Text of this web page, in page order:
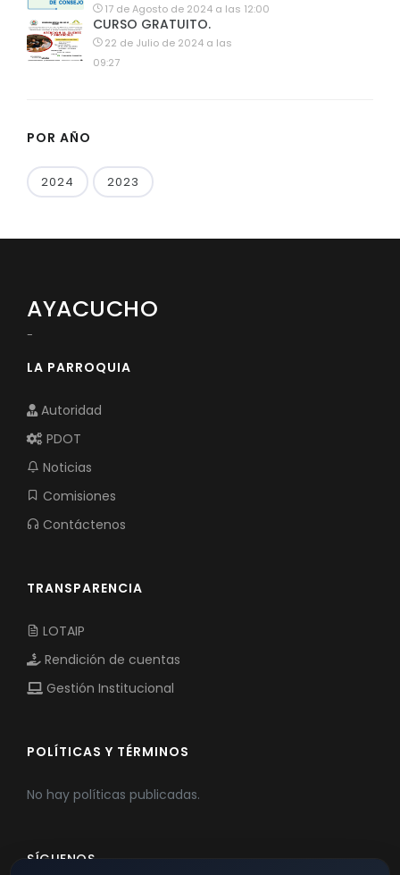
17 de Agosto de 2024 a las 12:00
CURSO GRATUITO.
22 de Julio de 2024 a las
09:27
POR AÑO
2024 2023
AYACUCHO
-
LA PARROQUIA
Autoridad
PDOT
Noticias
Comisiones
Contáctenos
TRANSPARENCIA
LOTAIP
Rendición de cuentas
Gestión Institucional
POLÍTICAS Y TÉRMINOS
No hay políticas publicadas.
SÍGUENOS